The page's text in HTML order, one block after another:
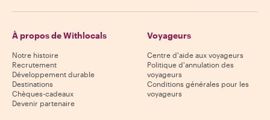
À propos de Withlocals
Notre histoire
Recrutement
Développement durable
Destinations
Chèques-cadeaux
Devenir partenaire
Voyageurs
Centre d'aide aux voyageurs
Politique d'annulation des
voyageurs
Conditions générales pour les
voyageurs